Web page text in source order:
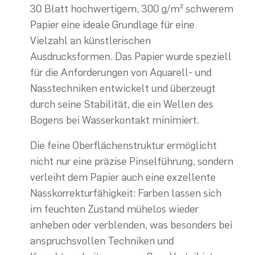
30 Blatt hochwertigem, 300 g/m² schwerem
Papier eine ideale Grundlage für eine
Vielzahl an künstlerischen
Ausdrucksformen. Das Papier wurde speziell
für die Anforderungen von Aquarell- und
Nasstechniken entwickelt und überzeugt
durch seine Stabilität, die ein Wellen des
Bogens bei Wasserkontakt minimiert.
Die feine Oberflächenstruktur ermöglicht
nicht nur eine präzise Pinselführung, sondern
verleiht dem Papier auch eine exzellente
Nasskorrekturfähigkeit: Farben lassen sich
im feuchten Zustand mühelos wieder
anheben oder verblenden, was besonders bei
anspruchsvollen Techniken und